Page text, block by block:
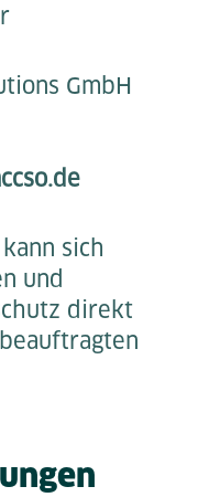
GmbH
sich
und
direkt